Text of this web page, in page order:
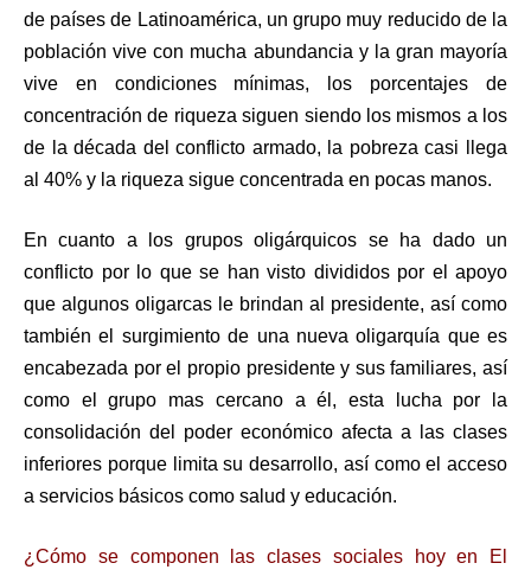
de países de Latinoamérica, un grupo muy reducido de la
población vive con mucha abundancia y la gran mayoría
vive en condiciones mínimas, los porcentajes de
concentración de riqueza siguen siendo los mismos a los
de la década del conflicto armado, la pobreza casi llega
al 40% y la riqueza sigue concentrada en pocas manos.
En cuanto a los grupos oligárquicos se ha dado un
conflicto por lo que se han visto divididos por el apoyo
que algunos oligarcas le brindan al presidente, así como
también el surgimiento de una nueva oligarquía que es
encabezada por el propio presidente y sus familiares, así
como el grupo mas cercano a él, esta lucha por la
consolidación del poder económico afecta a las clases
inferiores porque limita su desarrollo, así como el acceso
a servicios básicos como salud y educación.
¿Cómo se componen las clases sociales hoy en El